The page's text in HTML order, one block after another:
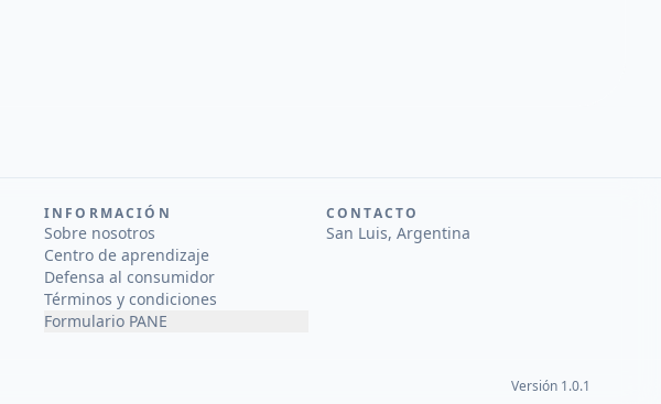
INFORMACIÓN
Sobre nosotros
Centro de aprendizaje
Defensa al consumidor
Términos y condiciones
Formulario PANE
CONTACTO
San Luis, Argentina
Versión 1.0.1